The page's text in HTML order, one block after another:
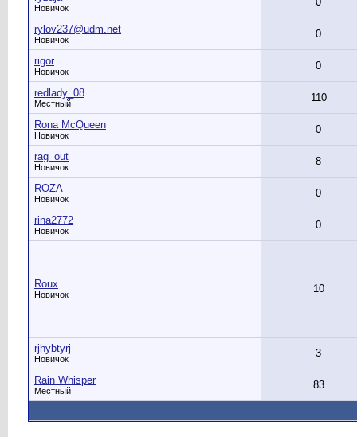
Новичок
rylov237@udm.net
Новичок 0
rigor
Новичок 0
redlady_08
Местный 110
Rona McQueen
Новичок 0
rag_out
Новичок 8
ROZA
Новичок 0
rina2772
Новичок 0
Roux
Новичок 10
rjhybtyrj
Новичок 3
Rain Whisper
Местный 83